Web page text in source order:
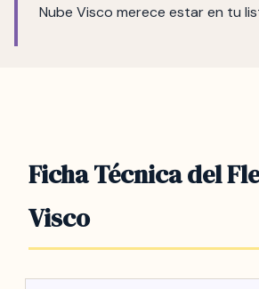
Nube Visco merece estar en tu
Ficha Técnica del
Visco